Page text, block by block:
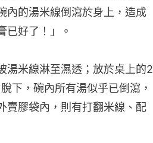
內的湯米線倒瀉於身上，造成
已好了！」。
湯米線淋至濕透；放於桌上的2
下，碗內所有湯似乎已倒瀉，
賣膠袋內，則有打翻米線、配